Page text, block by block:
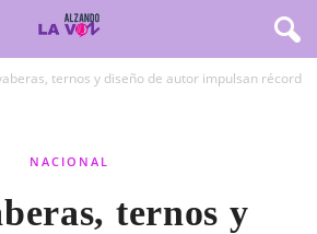
ternos y diseño de autor impulsan récord
NACIONAL
ternos y